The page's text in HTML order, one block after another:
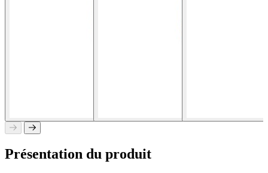
Présentation du produit